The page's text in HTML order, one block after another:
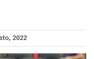
2022